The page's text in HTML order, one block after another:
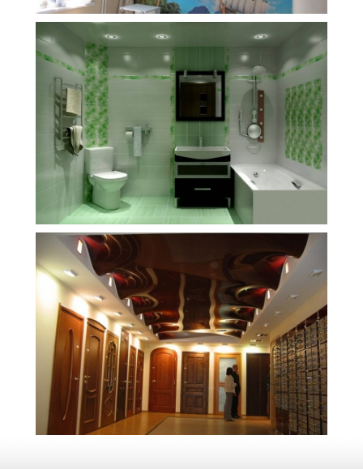
Площадь Стоимость 5 500 руб.
Площадь 21 м Стоимость 15 000 руб.